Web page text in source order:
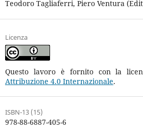
Teodoro Tagliaferri, Piero Ventura
Licenza
Questo lavoro è fornito con la
Attribuzione 4.0 Internazionale.
ISBN-13 (15)
978-88-6887-405-6